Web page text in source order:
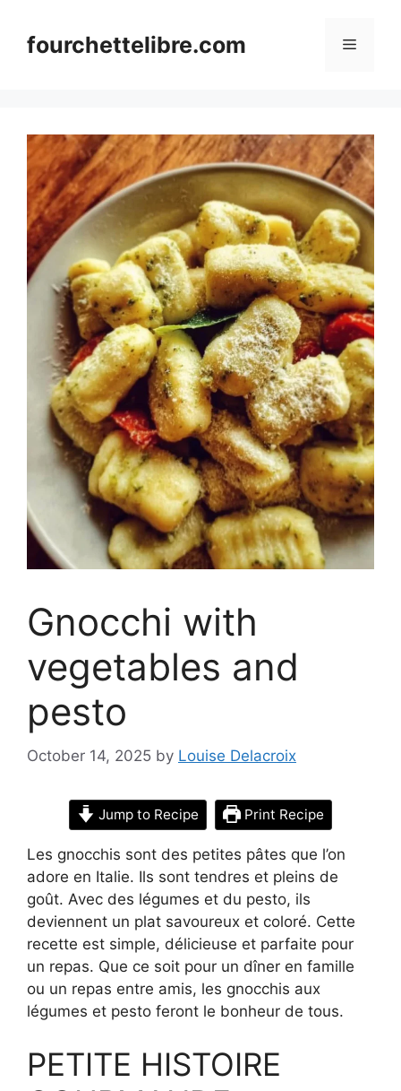
contentfourchettelibre.com Menu
Gnocchi with
vegetables and
pesto
October 14, 2025 by Louise Delacroix
Jump to Recipe Print Recipe
Les gnocchis sont des petites pâtes que l’on
adore en Italie. Ils sont tendres et pleins de
goût. Avec des légumes et du pesto, ils
deviennent un plat savoureux et coloré. Cette
recette est simple, délicieuse et parfaite pour
un repas. Que ce soit pour un dîner en famille
ou un repas entre amis, les gnocchis aux
légumes et pesto feront le bonheur de tous.
PETITE HISTOIRE